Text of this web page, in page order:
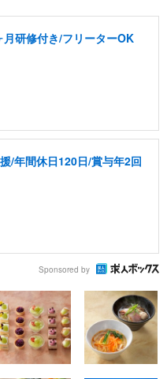
研修付き/フリーターOK
/年間休日120日/賞与年2回
Sponsored by